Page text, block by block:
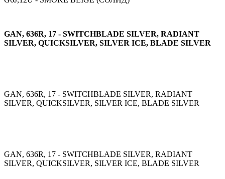
GAN, 636R, 17 - SWITCHBLADE SILVER, RADIANT
SILVER, QUICKSILVER, SILVER ICE, BLADE SILVER
GAN, 636R, 17 - SWITCHBLADE SILVER, RADIANT
SILVER, QUICKSILVER, SILVER ICE, BLADE SILVER
GAN, 636R, 17 - SWITCHBLADE SILVER, RADIANT
SILVER, QUICKSILVER, SILVER ICE, BLADE SILVER